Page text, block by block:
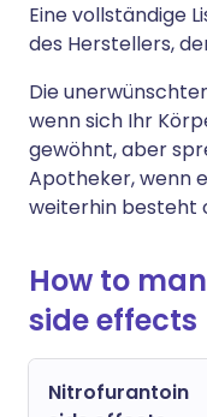
Eine vollständige
des Herstellers,
Die
wenn sich Ihr
gewöhnt, aber
Apotheker, wenn
weiterhin besteht
How to
side effects
Nitrofurantoin